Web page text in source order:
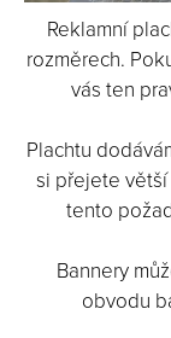
Reklamní
rozměrech.
vás ten
Plachtu
si přejete
tento
Bannery
obvodu